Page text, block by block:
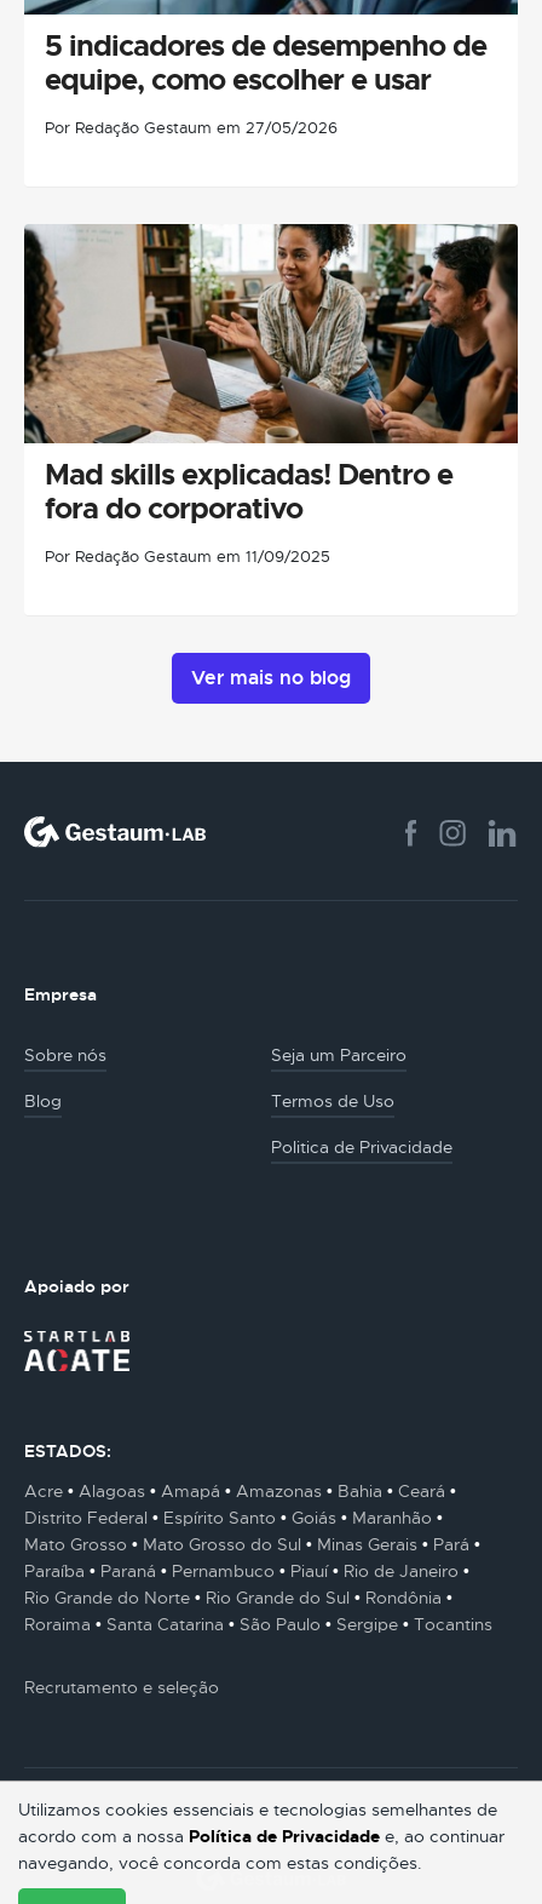
5 indicadores de desempenho de
equipe, como escolher e usar
Por Redação Gestaum em 27/05/2026
Mad skills explicadas! Dentro e
fora do corporativo
Por Redação Gestaum em 11/09/2025
Ver mais no blog
Utilizamos cookies essenciais e tecnologias semelhantes de
acordo com a nossa Política de Privacidade e, ao continuar
navegando, você concorda com estas condições.
Empresa
Sobre nós Seja um Parceiro
Blog Termos de Uso
Politica de Privacidade
Apoiado por
ESTADOS:
Acre
Alagoas Amapá Amazonas Bahia
Ceará
Distrito Federal
Espírito Santo Goiás
Maranhão
Mato Grosso
Mato Grosso do Sul Minas Gerais
Pará
Paraíba
Paraná Pernambuco Piauí
Rio de Janeiro
Rio Grande do Norte
Rio Grande do Sul
Rondônia
Roraima
Santa Catarina São Paulo Sergipe Tocantins
Recrutamento e seleção
© Gestaum Lab ® Todos os direitos reservados.